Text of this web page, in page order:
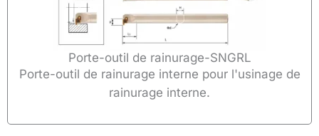
Porte-outil de rainurage-SNGRL
Porte-outil de rainurage interne pour l'usinage de
rainurage interne.